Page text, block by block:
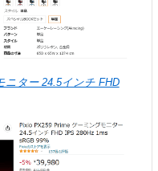
ニター 24.5インチ FHD